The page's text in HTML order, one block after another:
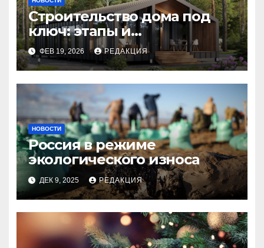
Строительство дома под
ключ: этапы и
планирование бюджета
ФЕВ 19, 2026 РЕДАКЦИЯ
НОВОСТИ
Россия в режиме
экологического износа
ДЕК 9, 2025 РЕДАКЦИЯ